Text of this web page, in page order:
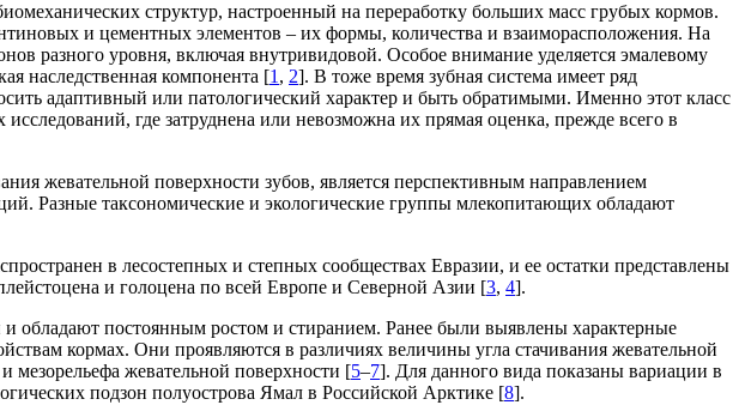
структур, настроенный на переработку больших масс грубых кормов.
и цементных элементов – их формы, количества и взаиморасположения. На
разного уровня, включая внутривидовой. Особое внимание уделяется эмалевому
наследственная компонента [1, 2]. В тоже время зубная система имеет ряд
адаптивный или патологический характер и быть обратимыми. Именно этот класс
где затруднена или невозможна их прямая оценка, прежде всего в
жевательной поверхности зубов, является перспективным направлением
Разные таксономические и экологические группы млекопитающих обладают
в лесостепных и степных сообществах Евразии, и ее остатки представлены
и голоцена по всей Европе и Северной Азии [3, 4].
обладают постоянным ростом и стиранием. Ранее были выявлены характерные
кормах. Они проявляются в различиях величины угла стачивания жевательной
мезорельефа жевательной поверхности [5–7]. Для данного вида показаны вариации в
подзон полуострова Ямал в Российской Арктике [8].